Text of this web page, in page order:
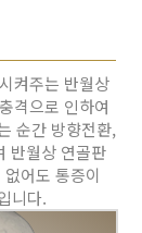
켜주는 반월상
격으로 인하여
순간 방향전환,
반월상 연골판
어도 통증이
니다.